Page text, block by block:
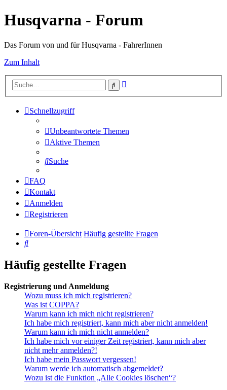
Husqvarna - Forum
Das Forum von und für Husqvarna - FahrerInnen
Zum Inhalt
Suche
Schnellzugriff
Unbeantwortete Themen
Aktive Themen
Suche
FAQ
Kontakt
Anmelden
Registrieren
Foren-Übersicht Häufig gestellte Fragen
Suche
Häufig gestellte Fragen
Registrierung und Anmeldung
Wozu muss ich mich registrieren?
Was ist COPPA?
Warum kann ich mich nicht registrieren?
Ich habe mich registriert, kann mich aber nicht anmelden!
Warum kann ich mich nicht anmelden?
Ich habe mich vor einiger Zeit registriert, kann mich aber
nicht mehr anmelden?!
Ich habe mein Passwort vergessen!
Warum werde ich automatisch abgemeldet?
Wozu ist die Funktion „Alle Cookies löschen“?